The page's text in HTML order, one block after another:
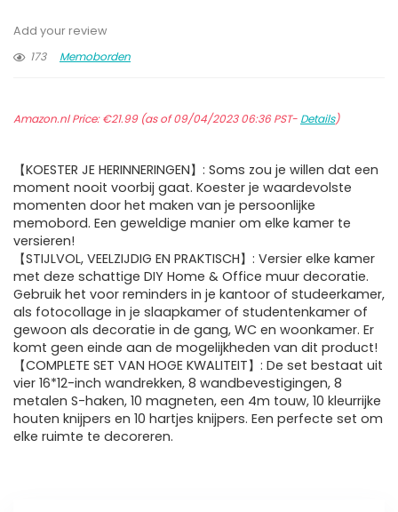
Add your review
173
Memoborden
Amazon.nl Price:€21.99(as of 09/04/2023 06:36 PST- Details)
【KOESTER JE HERINNERINGEN】: Soms zou je willen dat een
moment nooit voorbij gaat. Koester je waardevolste
momenten door het maken van je persoonlijke
memobord. Een geweldige manier om elke kamer te
versieren!
【STIJLVOL, VEELZIJDIG EN PRAKTISCH】: Versier elke kamer
met deze schattige DIY Home & Office muur decoratie.
Gebruik het voor reminders in je kantoor of studeerkamer,
als fotocollage in je slaapkamer of studentenkamer of
gewoon als decoratie in de gang, WC en woonkamer. Er
komt geen einde aan de mogelijkheden van dit product!
【COMPLETE SET VAN HOGE KWALITEIT】: De set bestaat uit
vier 16*12-inch wandrekken, 8 wandbevestigingen, 8
metalen S-haken, 10 magneten, een 4m touw, 10 kleurrijke
houten knijpers en 10 hartjes knijpers. Een perfecte set om
elke ruimte te decoreren.